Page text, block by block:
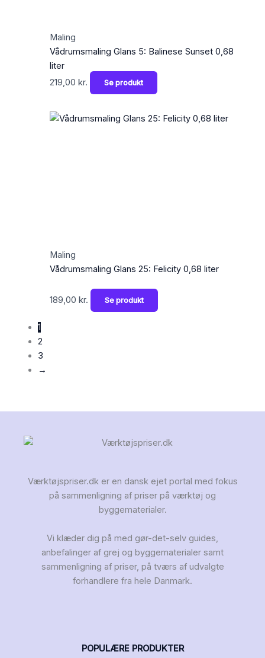
Maling
Vådrumsmaling Glans 5: Balinese Sunset 0,68
liter
219,00 kr. Se produkt
Maling
Vådrumsmaling Glans 25: Felicity 0,68 liter
189,00 kr. Se produkt
1
2
3
→
Værktøjspriser.dk er en dansk ejet portal med fokus
på sammenligning af priser på værktøj og
byggematerialer.
Vi klæder dig på med gør-det-selv guides,
anbefalinger af grej og byggematerialer samt
sammenligning af priser, på tværs af udvalgte
forhandlere fra hele Danmark.
POPULÆRE PRODUKTER